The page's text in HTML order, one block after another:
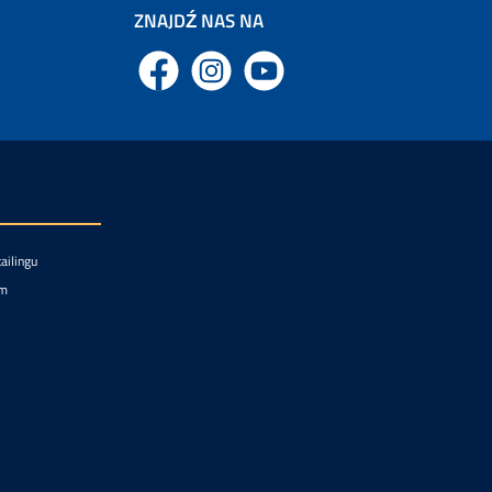
ZNAJDŹ NAS NA
Facebook Instagram YouTube